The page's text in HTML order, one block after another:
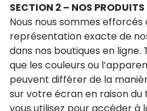
SECTION 2 – NOS PRODUITS
Nous nous sommes efforcés
représentation exacte de
dans nos boutiques en ligne.
que les couleurs ou
peuvent différer de la
sur votre écran en raison du